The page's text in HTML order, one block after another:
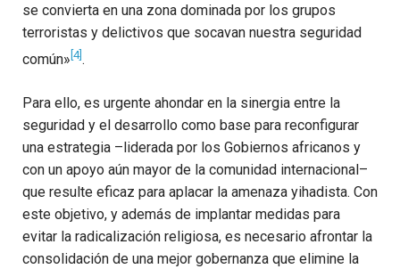
se convierta en una zona dominada por los grupos
terroristas y delictivos que socavan nuestra seguridad
común» [4].
Para ello, es urgente ahondar en la sinergia entre la
seguridad y el desarrollo como base para reconfigurar
una estrategia –liderada por los Gobiernos africanos y
con un apoyo aún mayor de la comunidad internacional–
que resulte eficaz para aplacar la amenaza yihadista. Con
este objetivo, y además de implantar medidas para
evitar la radicalización religiosa, es necesario afrontar la
consolidación de una mejor gobernanza que elimine la